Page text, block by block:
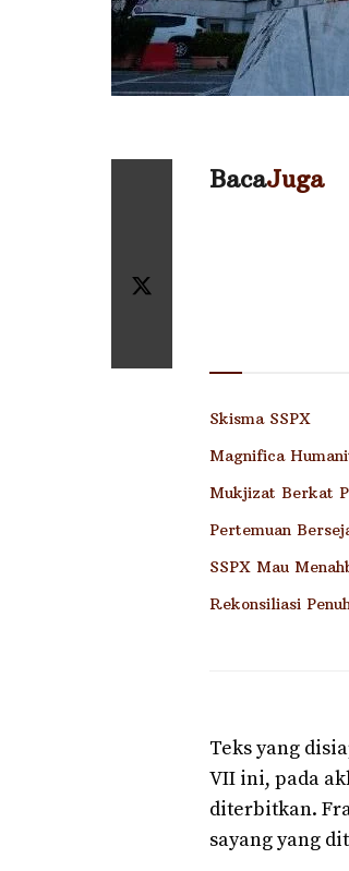
BacaJuga
Skisma SSPX
Magnifica
Mukjizat Berkat
Pertemuan
SSPX Mau
Rekonsiliasi
Teks yang
VII ini, pada
diterbitkan.
sayang yang